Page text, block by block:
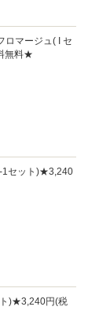
ロマージュ( I セ
無料★
1セット)★3,240
)★3,240円(税